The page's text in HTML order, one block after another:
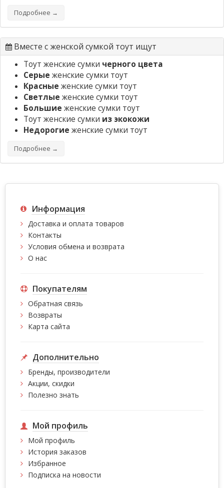
Подробнее →
Вместе с женской сумкой тоут ищут
Тоут женские сумки черного цвета
Серые женские сумки тоут
Красные женские сумки тоут
Светлые женские сумки тоут
Большие женские сумки тоут
Тоут женские сумки из экокожи
Недорогие женские сумки тоут
Подробнее →
Информация
Доставка и оплата товаров
Контакты
Условия обмена и возврата
О нас
Покупателям
Обратная связь
Возвраты
Карта сайта
Дополнительно
Бренды, производители
Акции, скидки
Полезно знать
Мой профиль
Мой профиль
История заказов
Избранное
Подписка на новости